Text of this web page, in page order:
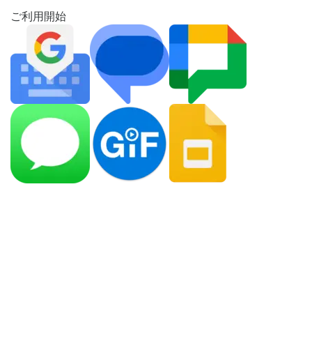
ご利用開始